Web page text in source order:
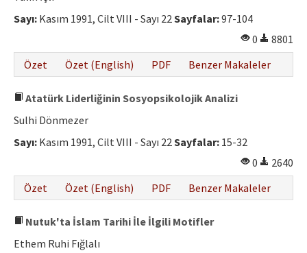
Sayı: Kasım 1991, Cilt VIII - Sayı 22Sayfalar:97-104
0
8801
Özet
Özet (English) PDF Benzer Makaleler
Atatürk Liderliğinin Sosyopsikolojik Analizi
Sulhi Dönmezer
Sayı: Kasım 1991, Cilt VIII - Sayı 22Sayfalar: 15-32
0
2640
Özet
Özet (English) PDF Benzer Makaleler
Nutuk'ta İslam Tarihi İle İlgili Motifler
Ethem Ruhi Fığlalı